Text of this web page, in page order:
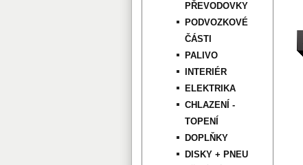
PŘEVODOVKY
PODVOZKOVÉ
ČÁSTI
PALIVO
INTERIÉR
ELEKTRIKA
CHLAZENÍ -
TOPENÍ
DOPLŇKY
DISKY + PNEU